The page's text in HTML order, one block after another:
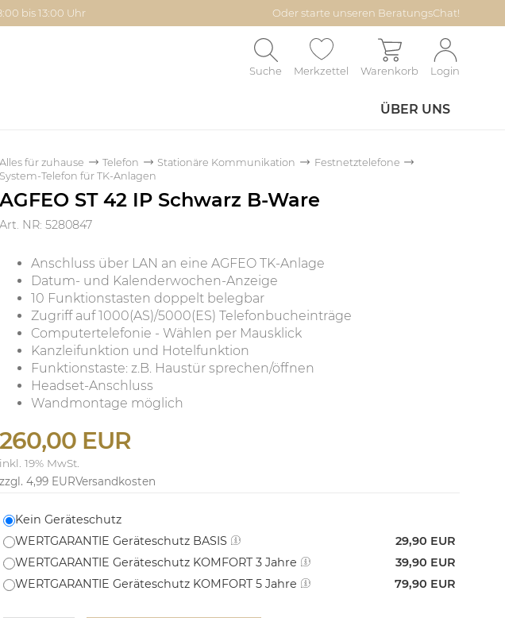
bis 13:00 Uhr Oder starte unseren BeratungsChat!
Suche Merkzettel Warenkorb Login
ÜBER UNS
Alles für zuhause Telefon Stationäre Kommunikation
Festnetztelefone
System-Telefon für TK-Anlagen
AGFEO ST 42 IP Schwarz B-Ware
Art. NR: 5280847
Anschluss über LAN an eine AGFEO TK-Anlage
Datum- und Kalenderwochen-Anzeige
10 Funktionstasten doppelt belegbar
Zugriff auf 1000(AS)/5000(ES) Telefonbucheinträge
Computertelefonie - Wählen per Mausklick
Kanzleifunktion und Hotelfunktion
Funktionstaste: z.B. Haustür sprechen/öffnen
Headset-Anschluss
Wandmontage möglich
260,00 EUR
inkl. 19% MwSt.
zzgl. 4,99 EURVersandkosten
Kein Geräteschutz
WERTGARANTIE Geräteschutz BASIS
29,90 EUR
WERTGARANTIE Geräteschutz KOMFORT 3 Jahre
39,90 EUR
WERTGARANTIE Geräteschutz KOMFORT 5 Jahre
79,90 EUR